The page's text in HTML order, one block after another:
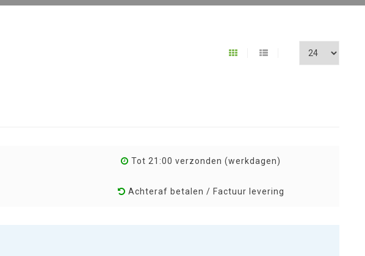
Tot 21:00 verzonden (werkdagen)
Achteraf betalen / Factuur levering